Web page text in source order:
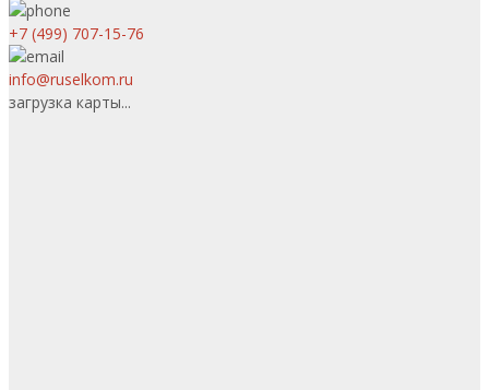
+7 (499) 707-15-76
info@ruselkom.ru
загрузка карты...